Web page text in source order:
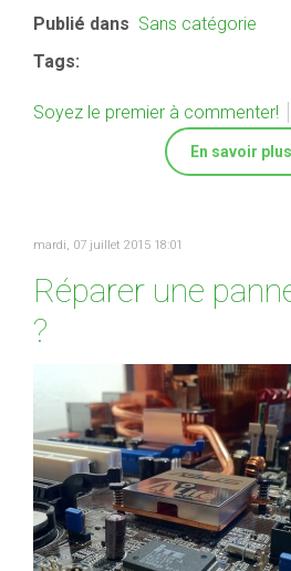
Publié dans Sans catégorie
Tags:
Soyez le premier à commenter!
En savoir
mardi, 07 juillet 2015 18:01
Réparer une
?